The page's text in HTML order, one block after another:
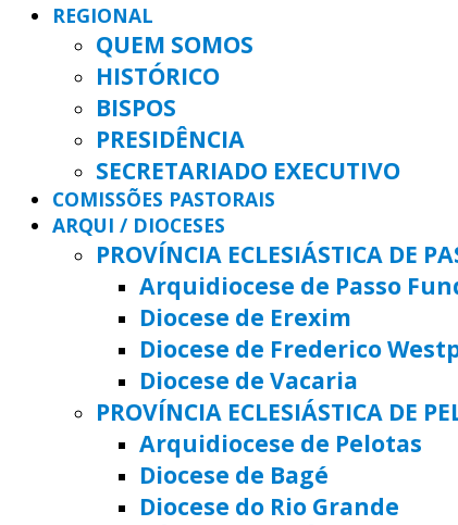
REGIONAL
QUEM SOMOS
HISTÓRICO
BISPOS
PRESIDÊNCIA
SECRETARIADO EXECUTIVO
COMISSÕES PASTORAIS
ARQUI / DIOCESES
PROVÍNCIA ECLESIÁSTICA DE
Arquidiocese de Passo
Diocese de Erexim
Diocese de Frederico
Diocese de Vacaria
PROVÍNCIA ECLESIÁSTICA DE
Arquidiocese de Pelotas
Diocese de Bagé
Diocese do Rio Grande